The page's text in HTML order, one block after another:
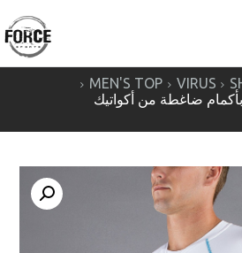
VIRUS
MEN'S TOP
ضاغطة من أكواتيك